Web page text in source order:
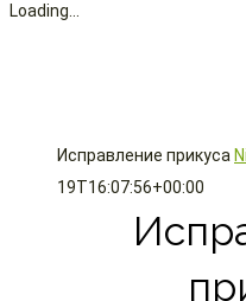
Loading...
Исправление прикуса
19T16:07:56+00:00